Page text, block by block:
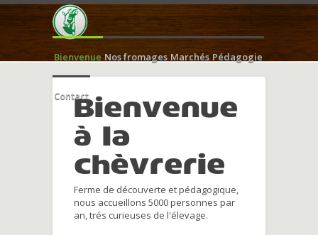
Bienvenue Nos fromages Marchés Pédagogie
ContactBienvenue
à la
chèvrerie
Ferme de découverte et pédagogique,
nous accueillons 5000 personnes par
an, trés curieuses de l'élevage.